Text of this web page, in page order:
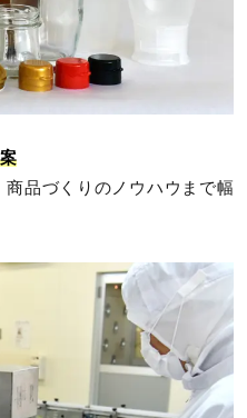
品づくりのノウハウまで幅